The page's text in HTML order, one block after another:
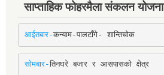
साप्ताहिक फोहरमैला संकलन योजना
आईतबार-कन्याम-पालटाँगे- शान्तिचोक
सोमबार-तिनघरे बजार र आसपासको क्षेत्र